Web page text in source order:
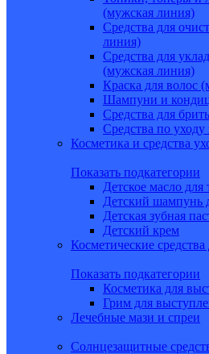
(мужская линия)
Средства для
линия)
Средства для
(мужская линия)
Краска для волос
Шампуни и
Средства для
Средства по
Косметика и средства
Показать подкатегории
Детское масло для
Детский шампунь
Детская зубная
Детский крем
Косметические
Показать подкатегории
Косметика для
Грим для
Лечебные мази и спреи
Солнцезащитные